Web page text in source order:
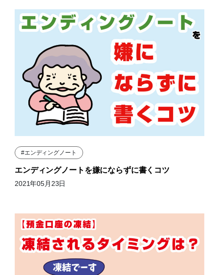
#エンディングノート
エンディングノートを嫌にならずに書くコツ
2021年05月23日